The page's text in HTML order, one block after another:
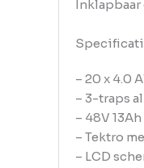
Inklapbaar
– 20 x 4.0
– 3-traps
– 48V
– Tektro
– LCD